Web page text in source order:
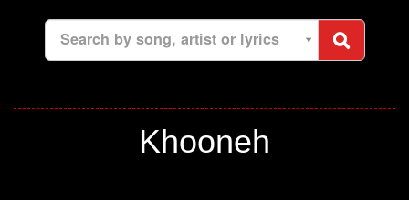
Search by song, artist or lyrics
Khooneh